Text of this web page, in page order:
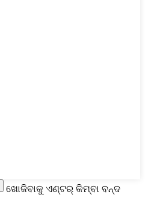
ଖୋଜିବାକୁ ଏଣ୍ଟର୍ କିମ୍ବା ବନ୍ଦ